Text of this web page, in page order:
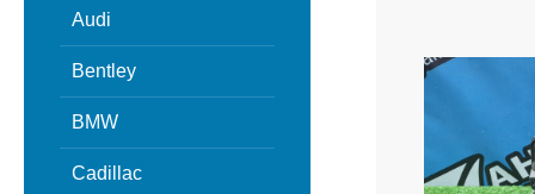
Audi
Bentley
BMW
Cadillac